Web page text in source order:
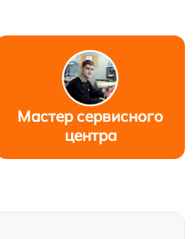
Мастер сервисного
центра